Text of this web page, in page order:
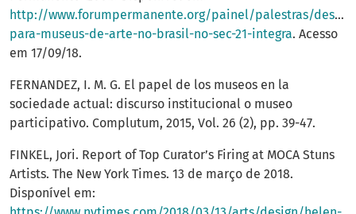
http://www.forumpermanente.org/painel/palestras/
para-museus-de-arte-no-brasil-no-sec-21-integra. Acesso
em 17/09/18.
FERNANDEZ, I. M. G. El papel de los museos en la
sociedade actual: discurso institucional o museo
participativo. Complutum, 2015, Vol. 26 (2), pp. 39-47.
FINKEL, Jori. Report of Top Curator’s Firing at MOCA Stuns
Artists. The New York Times. 13 de março de 2018.
Disponível em: